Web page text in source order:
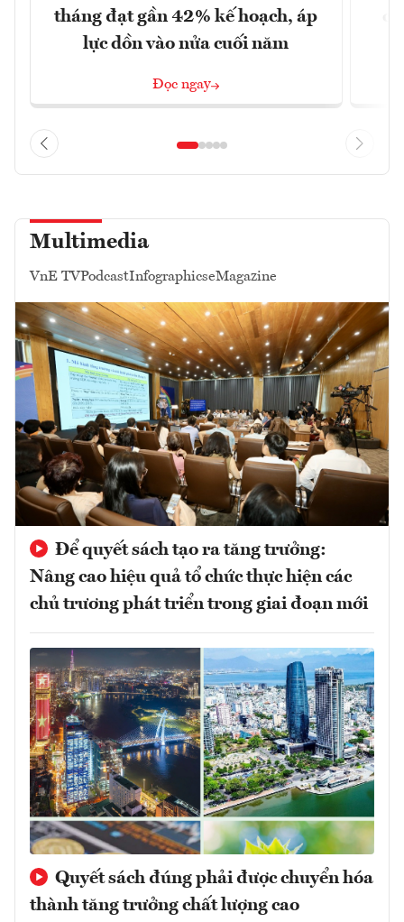
tháng đạt gần 42% kế hoạch, áp
lực dồn vào nửa cuối năm
Đọc ngay
Multimedia
VnE TVPodcastInfographicseMagazine
Để quyết sách tạo ra tăng trưởng:
Nâng cao hiệu quả tổ chức thực hiện các
chủ trương phát triển trong giai đoạn mới
Quyết sách đúng phải được chuyển hóa
thành tăng trưởng chất lượng cao